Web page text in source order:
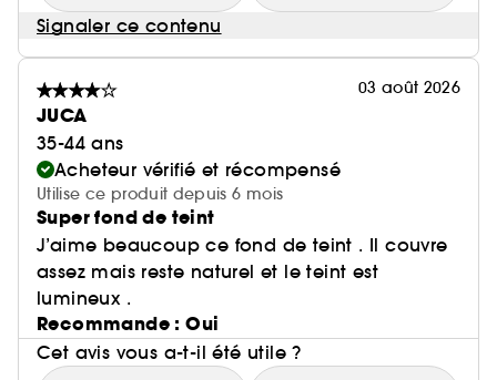
Signaler ce contenu
03 août 2026
JUCA
35-44 ans
Acheteur vérifié et récompensé
Utilise ce produit depuis 6 mois
Super fond de teint
J’aime beaucoup ce fond de teint . Il couvre
assez mais reste naturel et le teint est
lumineux .
Recommande : Oui
Cet avis vous a-t-il été utile ?